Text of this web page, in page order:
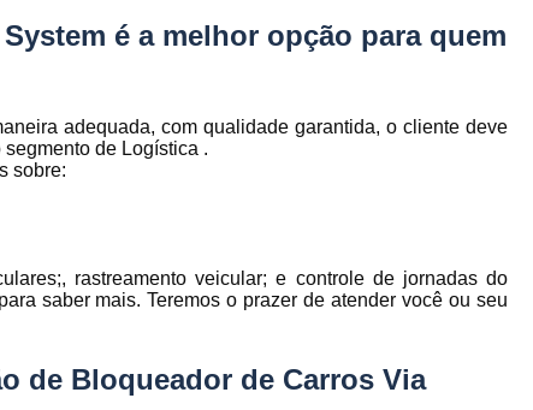
Gerenciamento de Frota para
Gestão de Frota
Gestão de Frota
Gestão de Frota de Veículos
Gestão de Veículos
Gestão de Veículos
é a melhor opção para quem
adequada, com qualidade garantida, o cliente deve
de Logística .
sobre:
rastreamento veicular; e controle de jornadas do
saber mais. Teremos o prazer de atender você ou seu
de Bloqueador de Carros Via